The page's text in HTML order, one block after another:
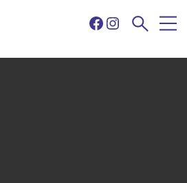
Facebook
Instagram